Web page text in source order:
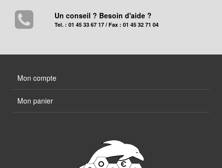
Un conseil ? Besoin d'aide ?
Tel. : 01 45 33 67 17 / Fax : 01 45 32 71 04
Mon compte
Mon panier